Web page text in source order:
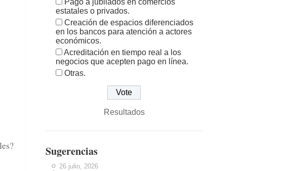
Pago a jubilados en comercios
estatales o privados.
Creación de espacios diferenciados
en los bancos para atención a actores
económicos.
Acreditación en tiempo real a los
negocios que acepten pago en línea.
Otras.
Resultados
Sugerencias
26 julio, 2026